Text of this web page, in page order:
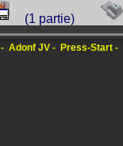
(1 partie)
Adonf JV Press-Start